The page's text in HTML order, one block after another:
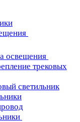
освещения
трековых
светильник